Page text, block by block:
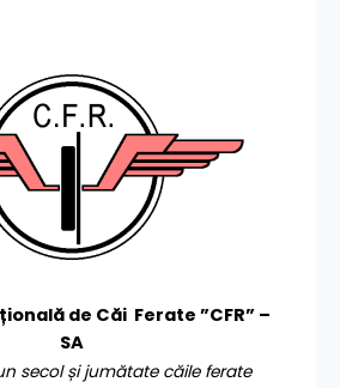
de Căi Ferate ”CFR” –
SA
secol și jumătate căile ferate